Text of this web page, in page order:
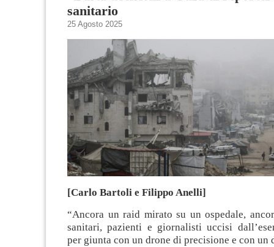
sanitario
25 Agosto 2025
[Carlo Bartoli e Filippo Anelli]
“Ancora un raid mirato su un ospedale,
sanitari, pazienti e giornalisti uccisi
per giunta con un drone di precisione e con un